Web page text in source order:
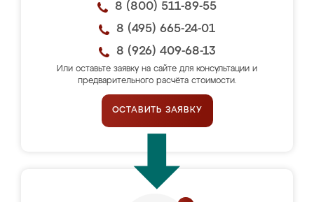
8 (800) 511-89-55
8 (495) 665-24-01
8 (926) 409-68-13
Или оставьте заявку на сайте для консультации и
предварительного расчёта стоимости.
ОСТАВИТЬ ЗАЯВКУ